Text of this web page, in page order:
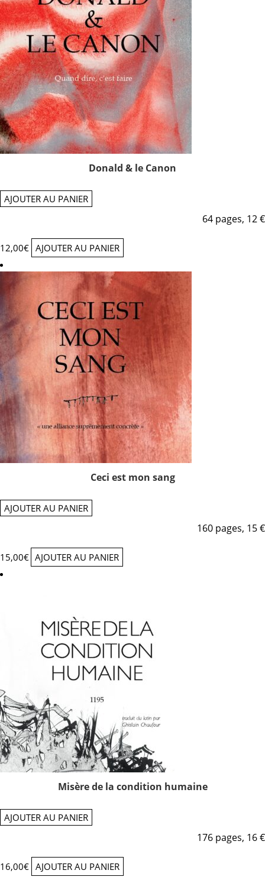
Donald & le Canon
AJOUTER AU PANIER
64 pages, 12 €
12,00€ AJOUTER AU PANIER
Ceci est mon sang
AJOUTER AU PANIER
160 pages, 15 €
15,00€ AJOUTER AU PANIER
Misère de la condition humaine
AJOUTER AU PANIER
176 pages, 16 €
16,00€ AJOUTER AU PANIER